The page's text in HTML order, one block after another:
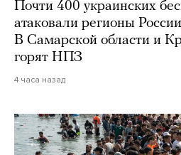
Почти 400 украинских
атаковали регионы
В Самарской области и
горят НПЗ
4 часа назад